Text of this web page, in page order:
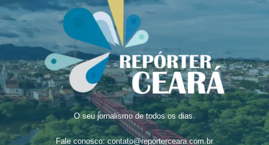
O seu jornalismo de todos os dias.
Fale conosco: contato@reporterceara.com.br